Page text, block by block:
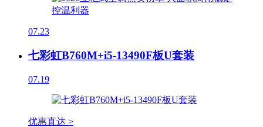
07.23
七彩虹B760M+i5-13490F板U套装
07.19
优惠直达 >